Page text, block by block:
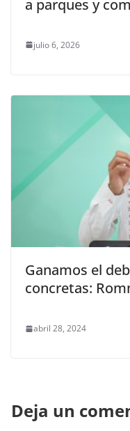
a parques y
julio 6, 2026
Ganamos el
concretas:
abril 28, 2024
Deja un